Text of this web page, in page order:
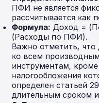
ПФИ не является
рассчитывается как
Формула: Доход =
(Расходы по ПФИ).
Важно отметить, что
ко всем
инструментам,
налогообложения
определен статьей
длительным сроком